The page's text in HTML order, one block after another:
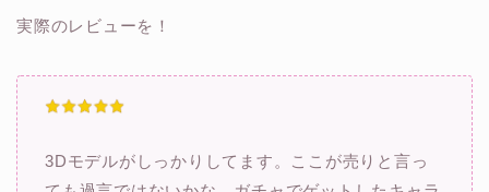
実際のレビューを！
3Dモデルがしっかりしてます。ここが売りと言っ